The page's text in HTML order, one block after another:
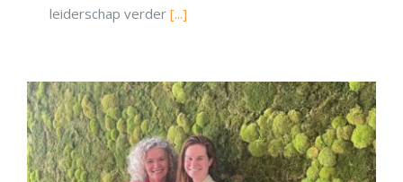
leiderschap verder [...]